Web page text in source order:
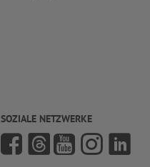
SOZIALE NETZWERKE